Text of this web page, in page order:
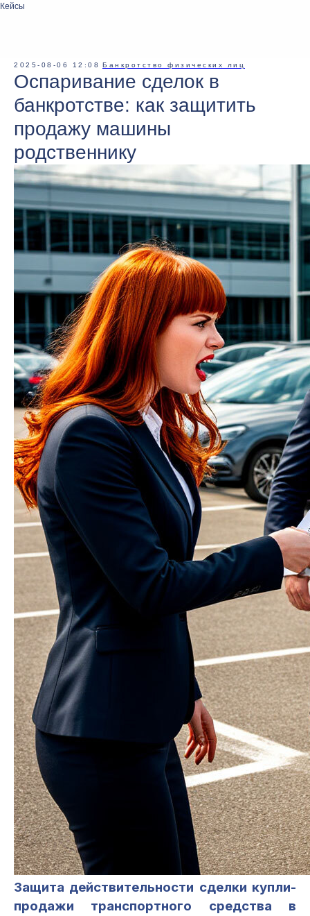
Кейсы
2025-08-06 12:08 Банкротство физических лиц
Оспаривание сделок в
банкротстве: как защитить
продажу машины
родственнику
Защита действительности сделки купли-
продажи транспортного средства в